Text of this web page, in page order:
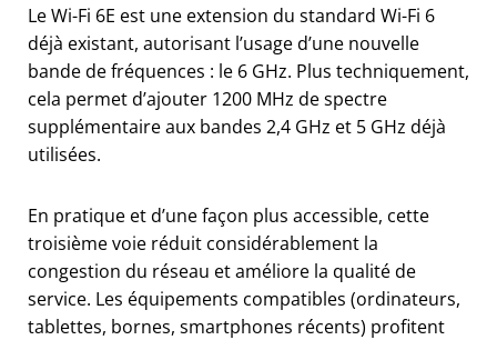
Le Wi-Fi 6E est une extension du standard Wi-Fi 6
déjà existant, autorisant l’usage d’une nouvelle
bande de fréquences : le 6 GHz. Plus techniquement,
cela permet d’ajouter 1200 MHz de spectre
supplémentaire aux bandes 2,4 GHz et 5 GHz déjà
utilisées.
En pratique et d’une façon plus accessible, cette
troisième voie réduit considérablement la
congestion du réseau et améliore la qualité de
service. Les équipements compatibles (ordinateurs,
tablettes, bornes, smartphones récents) profitent